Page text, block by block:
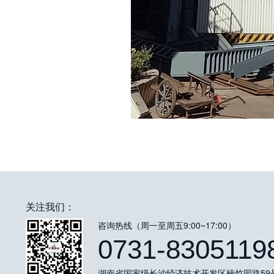
关注我们：
咨询热线（周一至周五9:00~17:00）
0731-